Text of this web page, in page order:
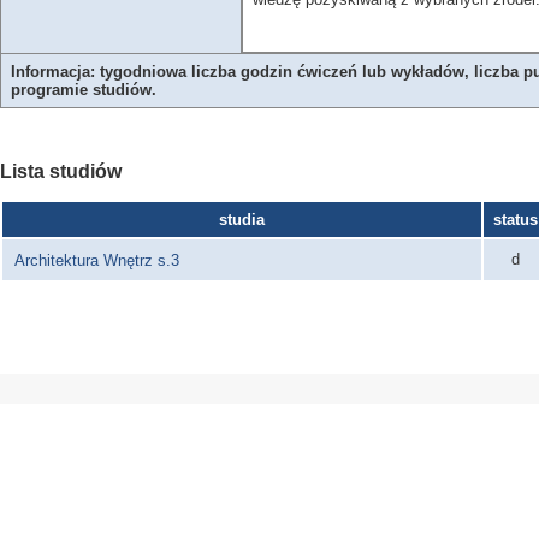
Informacja: tygodniowa liczba godzin ćwiczeń lub wykładów, liczba
programie studiów.
Lista studiów
studia status
Architektura Wnętrz s.3 d